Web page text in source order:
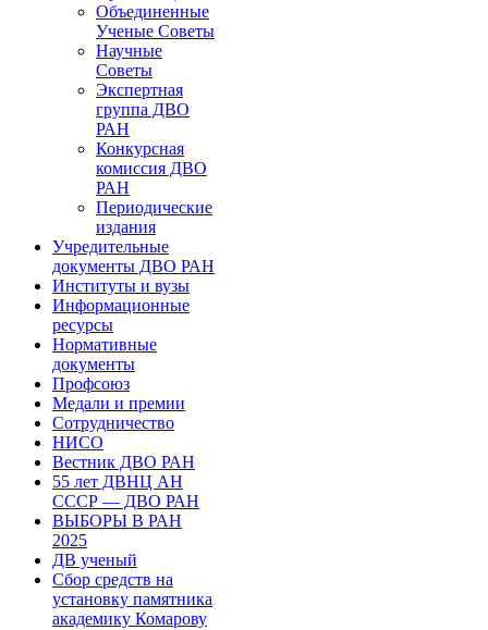
Объединенные
Ученые Советы
Научные
Советы
Экспертная
группа ДВО
РАН
Конкурсная
комиссия ДВО
РАН
Периодические
издания
Учредительные
документы ДВО РАН
Институты и вузы
Информационные
ресурсы
Нормативные
документы
Профсоюз
Медали и премии
Сотрудничество
НИСО
Вестник ДВО РАН
55 лет ДВНЦ АН
СССР — ДВО РАН
ВЫБОРЫ В РАН
2025
ДВ ученый
Сбор средств на
установку памятника
академику Комарову